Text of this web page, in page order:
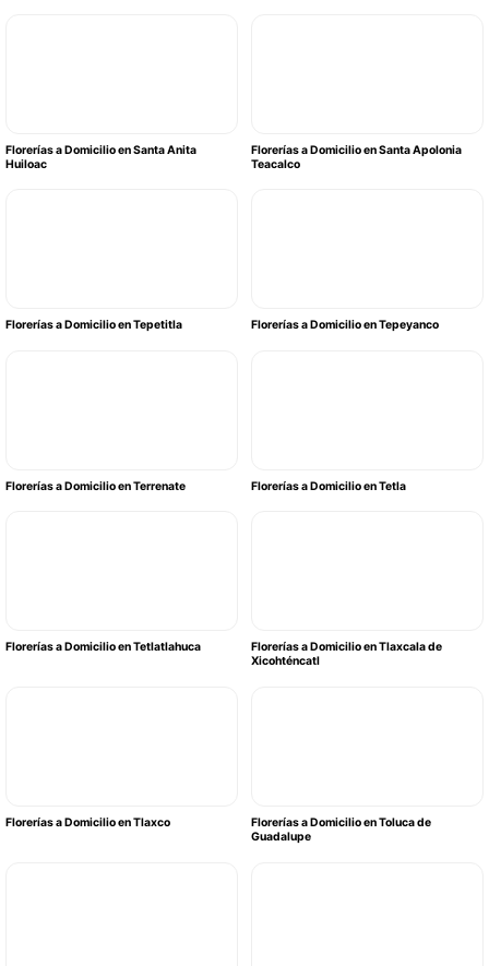
Florerías a Domicilio en Santa Anita
Huiloac
Florerías a Domicilio en Santa Apolonia
Teacalco
Florerías a Domicilio en Tepetitla Florerías a Domicilio en Tepeyanco
Florerías a Domicilio en Terrenate Florerías a Domicilio en Tetla
Florerías a Domicilio en Tetlatlahuca
Florerías a Domicilio en Tlaxcala de
Xicohténcatl
Florerías a Domicilio en Tlaxco
Florerías a Domicilio en Toluca de
Guadalupe